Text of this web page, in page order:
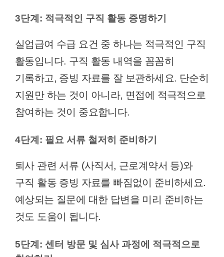
3단계: 적극적인 구직 활동 증명하기
실업급여 수급 요건 중 하나는 적극적인 구직
활동입니다. 구직 활동 내역을 꼼꼼히
기록하고, 증빙 자료를 잘 보관하세요. 단순히
지원만 하는 것이 아니라, 면접에 적극적으로
참여하는 것이 중요합니다.
4단계: 필요 서류 철저히 준비하기
퇴사 관련 서류 (사직서, 근로계약서 등)와
구직 활동 증빙 자료를 빠짐없이 준비하세요.
예상되는 질문에 대한 답변을 미리 준비하는
것도 도움이 됩니다.
5단계: 센터 방문 및 심사 과정에 적극적으로